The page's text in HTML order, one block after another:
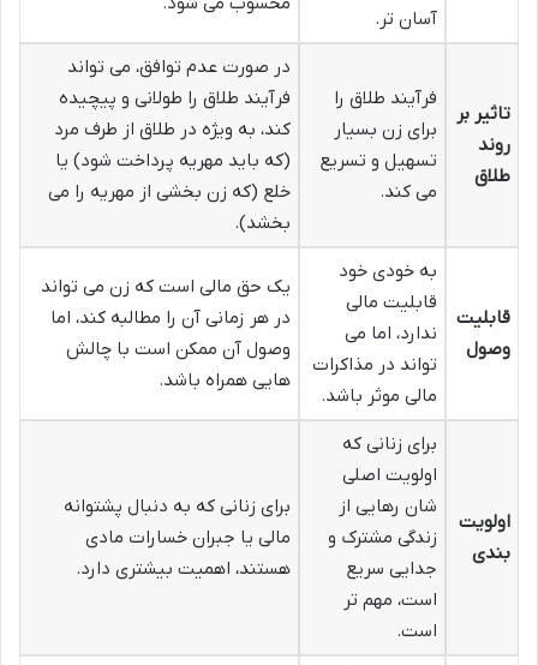
آسان تر.
تاثیر بر
روند
طلاق
فرآیند طلاق را
برای زن بسیار
تسهیل و تسریع
می کند.
در صورت عدم توافق، می تواند
فرآیند طلاق را طولانی و پیچیده
کند، به ویژه در طلاق از طرف مرد
(که باید مهریه پرداخت شود) یا
خلع (که زن بخشی از مهریه را می
بخشد).
قابلیت
وصول
به خودی خود
قابلیت مالی
ندارد، اما می
تواند در مذاکرات
مالی موثر باشد.
یک حق مالی است که زن می تواند
در هر زمانی آن را مطالبه کند، اما
وصول آن ممکن است با چالش
هایی همراه باشد.
اولویت
بندی
برای زنانی که
اولویت اصلی
شان رهایی از
زندگی مشترک و
جدایی سریع
است، مهم تر
است.
برای زنانی که به دنبال پشتوانه
مالی یا جبران خسارات مادی
هستند، اهمیت بیشتری دارد.